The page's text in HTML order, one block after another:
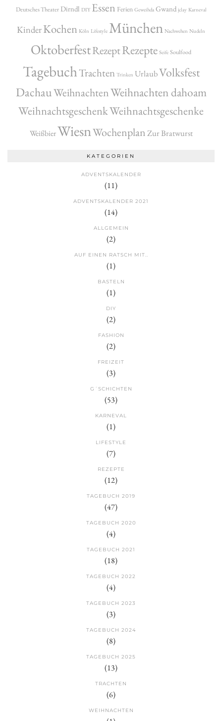
Deutsches Theater Dirndl DIY Essen Ferien Geweihda Gwand jclay Karneval
KinderKochen Köln Lifestyle München Nachwehen Nudeln
OktoberfestRezeptRezepte Seife Soulfood
TagebuchTrachten Trinken UrlaubVolksfest
DachauWeihnachtenWeihnachten dahoam
WeihnachtsgeschenkWeihnachtsgeschenke
WeißbierWiesnWochenplanZur Bratwurst
KATEGORIEN
ADVENTSKALENDER
(11)
ADVENTSKALENDER 2021
(14)
ALLGEMEIN
(2)
AUF EINEN RATSCH MIT..
(1)
BASTELN
(1)
DIY
(2)
FASHION
(2)
FREIZEIT
(3)
G´SCHICHTEN
(53)
KARNEVAL
(1)
LIFESTYLE
(7)
REZEPTE
(12)
TAGEBUCH 2019
(47)
TAGEBUCH 2020
(4)
TAGEBUCH 2021
(18)
TAGEBUCH 2022
(4)
TAGEBUCH 2023
(3)
TAGEBUCH 2024
(8)
TAGEBUCH 2025
(13)
TRACHTEN
(6)
WEIHNACHTEN